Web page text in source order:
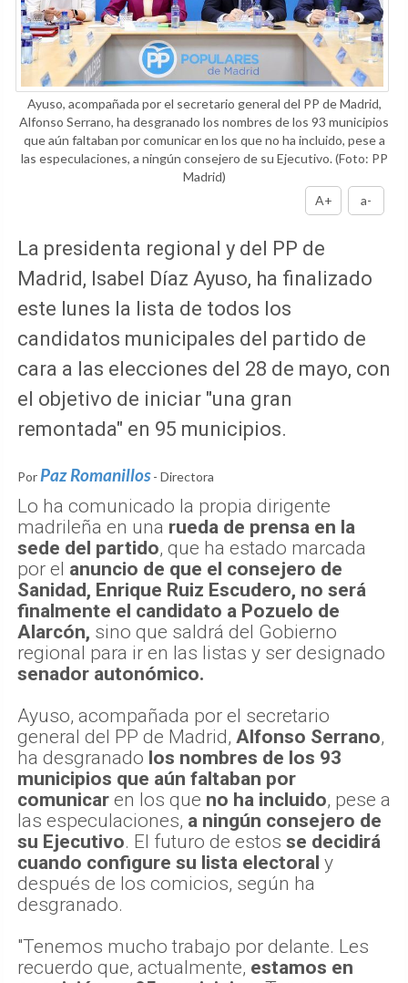
Ayuso, acompañada por el secretario general del PP de Madrid,
Alfonso Serrano, ha desgranado los nombres de los 93 municipios
que aún faltaban por comunicar en los que no ha incluido, pese a
las especulaciones, a ningún consejero de su Ejecutivo.(Foto: PP
Madrid)
A+
a-
La presidenta regional y del PP de
Madrid, Isabel Díaz Ayuso, ha finalizado
este lunes la lista de todos los
candidatos municipales del partido de
cara a las elecciones del 28 de mayo, con
el objetivo de iniciar "una gran
remontada" en 95 municipios.
Por Paz Romanillos - Directora
Lo ha comunicado la propia dirigente
madrileña en una rueda de prensa en la
sede del partido, que ha estado marcada
por el anuncio de que el consejero de
Sanidad, Enrique Ruiz Escudero, no será
finalmente el candidato a Pozuelo de
Alarcón, sino que saldrá del Gobierno
regional para ir en las listas y ser designado
senador autonómico.
Ayuso, acompañada por el secretario
general del PP de Madrid, Alfonso Serrano,
ha desgranado los nombres de los 93
municipios que aún faltaban por
comunicar en los que no ha incluido, pese a
las especulaciones, a ningún consejero de
su Ejecutivo. El futuro de estos se decidirá
cuando configure su lista electoral y
después de los comicios, según ha
desgranado.
"Tenemos mucho trabajo por delante. Les
recuerdo que, actualmente, estamos en